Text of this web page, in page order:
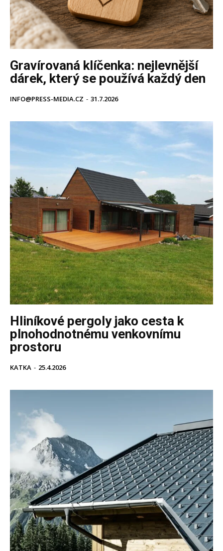
Gravírovaná klíčenka: nejlevnější
dárek, který se používá každý den
INFO@PRESS-MEDIA.CZ - 31.7.2026
Hliníkové pergoly jako cesta k
plnohodnotnému venkovnímu
prostoru
KATKA - 25.4.2026